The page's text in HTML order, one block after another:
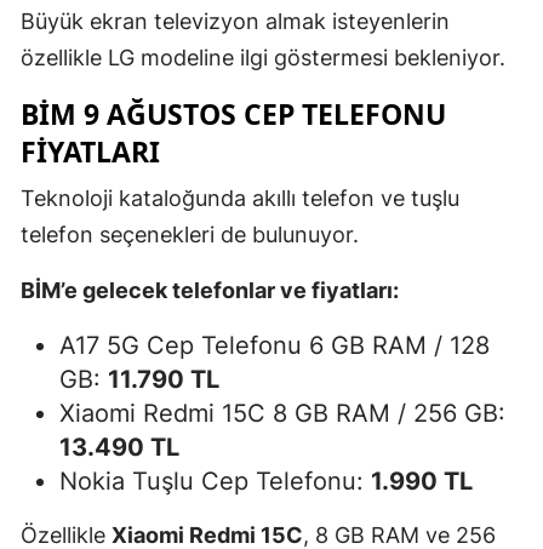
Büyük ekran televizyon almak isteyenlerin
özellikle LG modeline ilgi göstermesi bekleniyor.
BİM 9 AĞUSTOS CEP TELEFONU
FIYATLARI
Teknoloji kataloğunda akıllı telefon ve tuşlu
telefon seçenekleri de bulunuyor.
BİM’e gelecek telefonlar ve fiyatları:
A17 5G Cep Telefonu 6 GB RAM / 128
GB: 11.790 TL
Xiaomi Redmi 15C 8 GB RAM / 256 GB:
13.490 TL
Nokia Tuşlu Cep Telefonu: 1.990 TL
Özellikle Xiaomi Redmi 15C, 8 GB RAM ve 256